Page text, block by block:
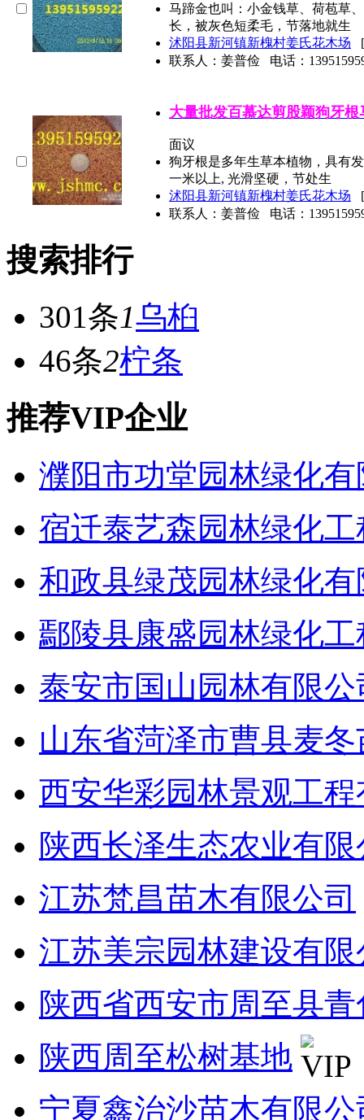
马蹄金也叫：小金钱草、荷苞草
长，被灰色短柔毛，节落地就生
沭阳县新河镇新槐村姜氏花木场
联系人：姜普俭
电话：
大量批发百慕达剪股颖狗牙
面议
狗牙根是多年生草本植物，具有
一米以上, 光滑坚硬，节处生
沭阳县新河镇新槐村姜氏花木场
联系人：姜普俭
电话：
搜索排行
301条1乌桕
46条2柠条
推荐VIP企业
濮阳市功堂园林绿化
宿迁泰艺森园林绿化
和政县绿茂园林绿化
鄢陵县康盛园林绿化
泰安市国山园林有限公
山东省菏泽市曹县麦
西安华彩园林景观工
陕西长泽生态农业有
江苏梵昌苗木有限公司
江苏美宗园林建设有限
陕西省西安市周至县
陕西周至松树基地
宁夏鑫治沙苗木有限公